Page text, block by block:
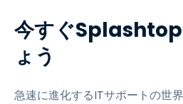
今すぐSplashtop
ょう
急速に進化するITサポートの世界